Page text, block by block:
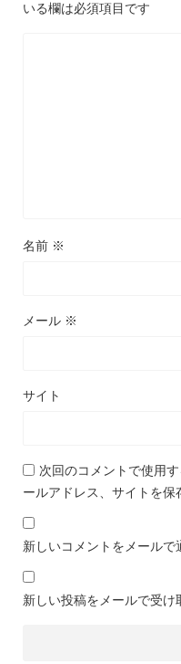
いる欄は必須項目です
名前 ※
メール ※
サイト
次回のコメントで使用
ールアドレス、サイトを保
新しいコメントをメールで
新しい投稿をメールで受け